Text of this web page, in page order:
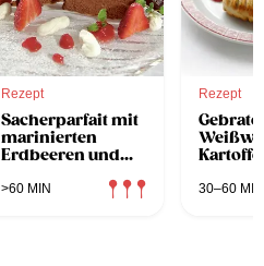
Rezept
Sacherparfait mit
marinierten
Erdbeeren und
>60 MIN
Rezept
30–60 MIN